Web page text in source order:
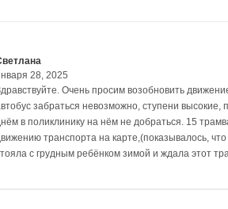
28, 2025
Очень просим возобновить
забраться невозможно, ступени высокие,
в поликлинику на нём не добраться. 15
транспорта на карте,(показывалось,
с грудным ребёнком зимой и ждала этот